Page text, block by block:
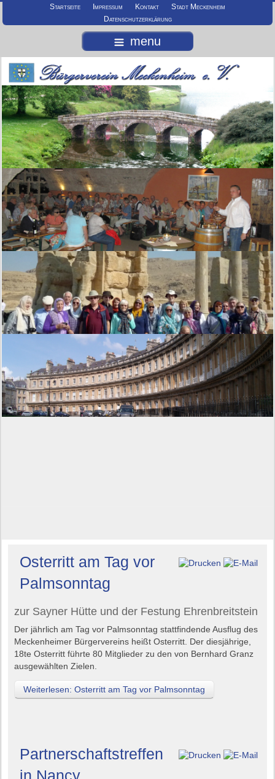
Startseite Impressum Kontakt
Stadt Meckenheim
Datenschutzerklärung
menu
Osterritt am Tag vor
Palmsonntag
zur Sayner Hütte und der Festung Ehrenbreitstein
Der jährlich am Tag vor Palmsonntag stattfindende Ausflug des
Meckenheimer Bürgervereins heißt Osterritt. Der diesjährige,
18te Osterritt führte 80 Mitglieder zu den von Bernhard Granz
ausgewählten Zielen.
Weiterlesen: Osterritt am Tag vor Palmsonntag
Partnerschaftstreffen
in Nancy